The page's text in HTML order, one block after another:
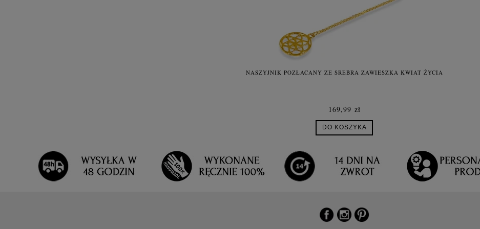
NASZYJNIK POZŁACANY ZE SREBRA ZAWIESZKA KWIAT ŻYCIA
169,99 zł
DO KOSZYKA